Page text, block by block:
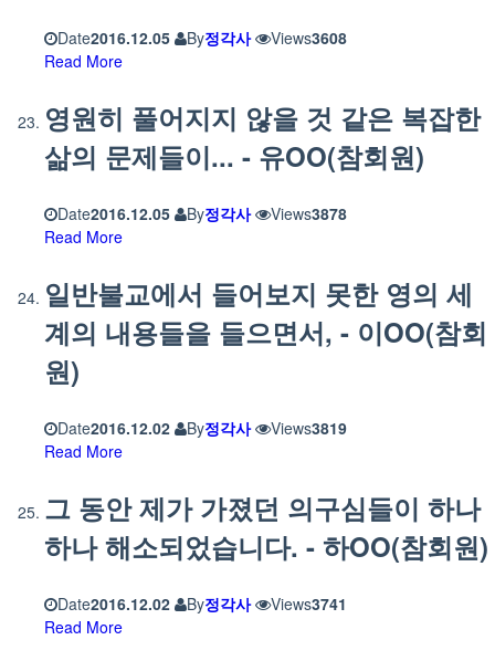
Date2016.12.05 By정각사 Views3608
Read More
영원히 풀어지지 않을 것 같은 복잡한
삶의 문제들이... - 유OO(참회원)
Date2016.12.05 By정각사 Views3878
Read More
일반불교에서 들어보지 못한 영의 세
계의 내용들을 들으면서, - 이OO(참회
원)
Date2016.12.02 By정각사 Views3819
Read More
그 동안 제가 가졌던 의구심들이 하나
하나 해소되었습니다. - 하OO(참회원)
Date2016.12.02 By정각사 Views3741
Read More